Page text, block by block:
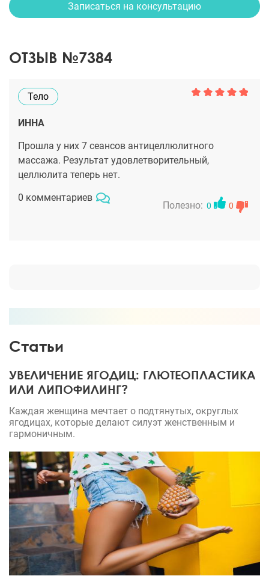
Записаться на консультацию
ОТЗЫВ №7384
Тело
ИННА
Прошла у них 7 сеансов антицеллюлитного
массажа. Результат удовлетворительный,
целлюлита теперь нет.
0 комментариев
Полезно: 0 0
Статьи
УВЕЛИЧЕНИЕ ЯГОДИЦ: ГЛЮТЕОПЛАСТИКА
ИЛИ ЛИПОФИЛИНГ?
Каждая женщина мечтает о подтянутых, округлых
ягодицах, которые делают силуэт женственным и
гармоничным.